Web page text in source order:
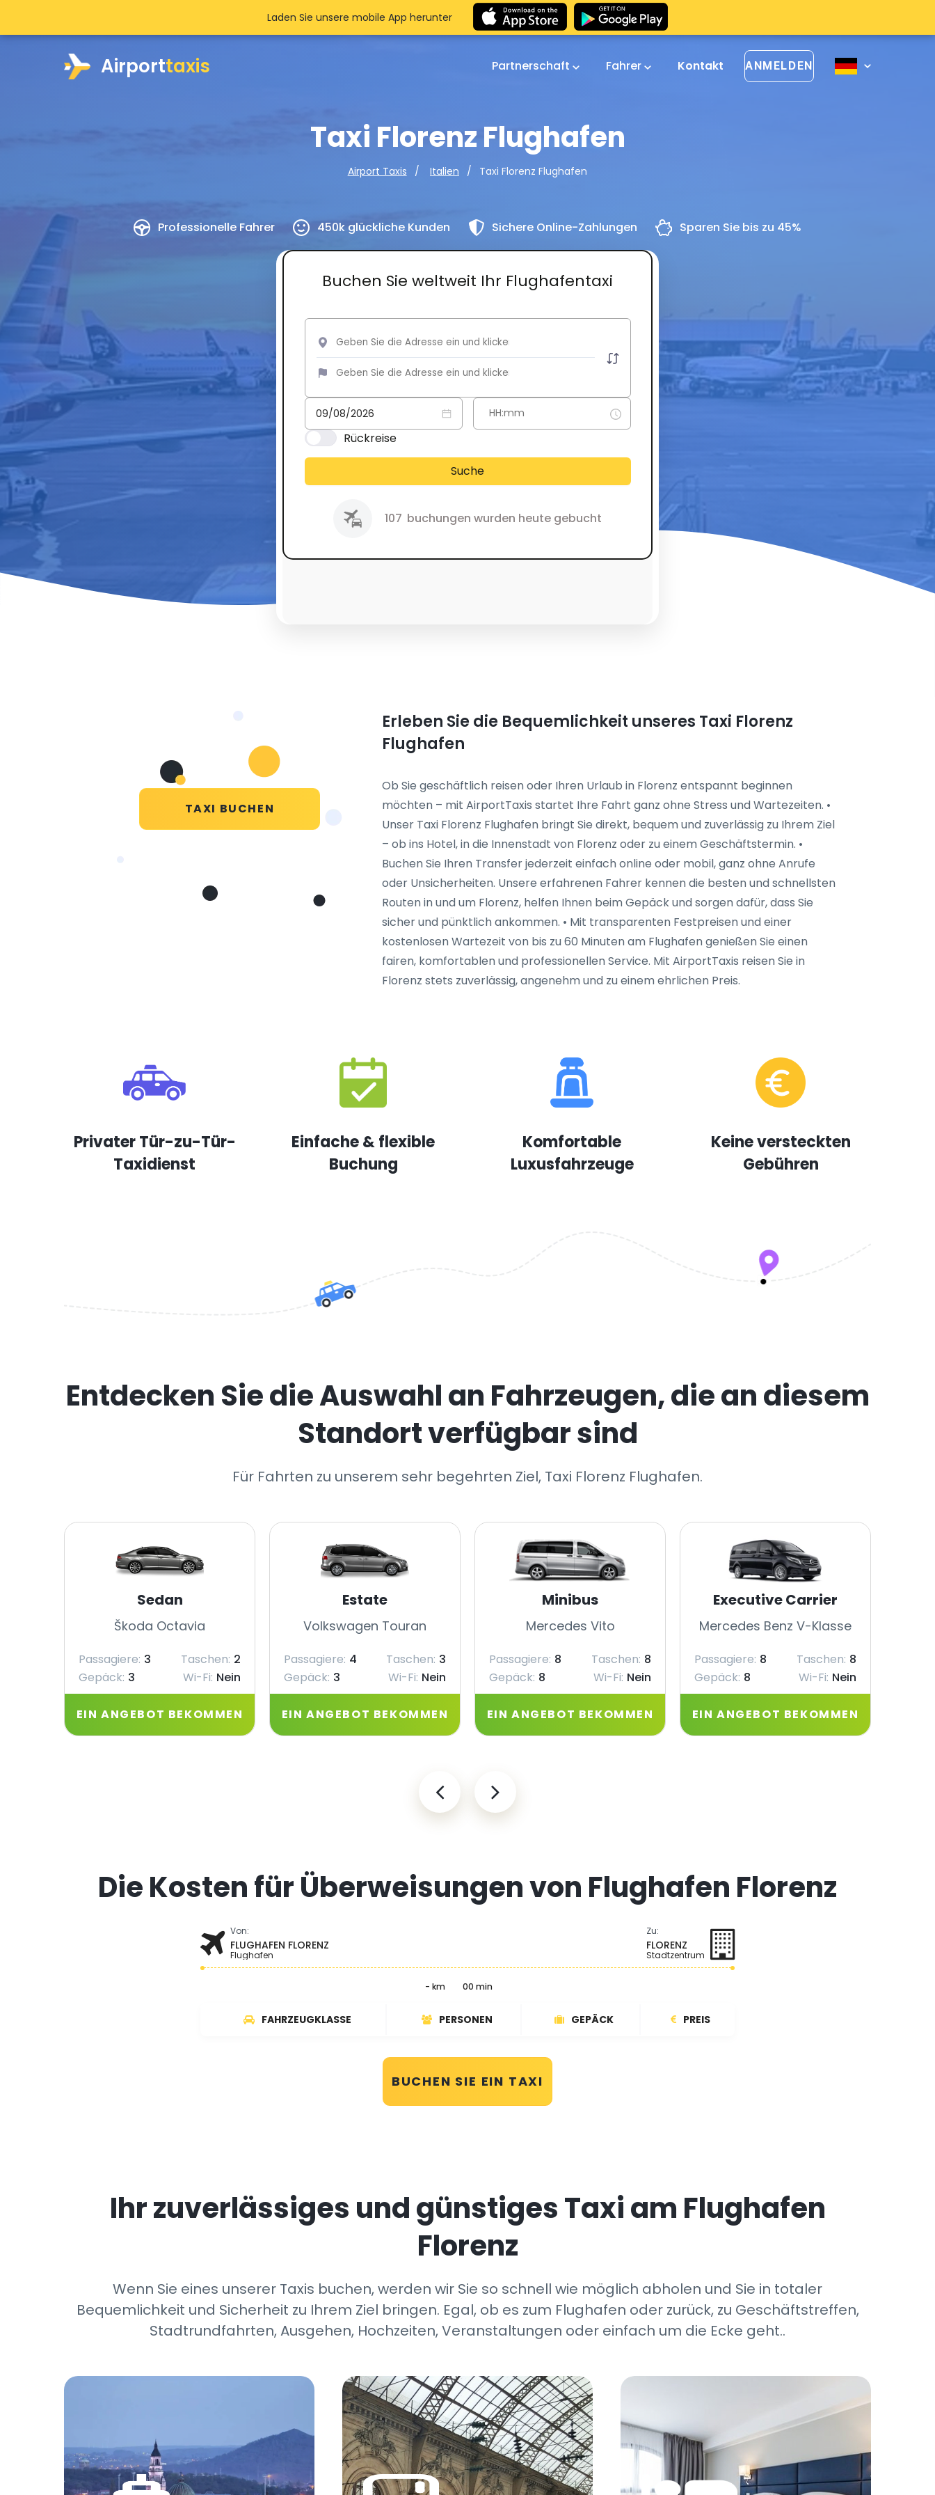
Airporttaxis Partnerschaft Fahrer Kontakt ANMELDEN
Taxi Florenz Flughafen
Airport Taxis Italien Taxi Florenz Flughafen
Professionelle Fahrer 450k glückliche Kunden Sichere Online-Zahlungen Sparen Sie bis zu 45%
Buchen Sie weltweit Ihr Flughafentaxi
Rückreise
Suche
107 buchungen wurden heute gebucht
Laden Sie unsere mobile App herunter
TAXI BUCHEN
Erleben Sie die Bequemlichkeit unseres Taxi Florenz
Flughafen
Ob Sie geschäftlich reisen oder Ihren Urlaub in Florenz entspannt beginnen
möchten – mit AirportTaxis startet Ihre Fahrt ganz ohne Stress und Wartezeiten. •
Unser Taxi Florenz Flughafen bringt Sie direkt, bequem und zuverlässig zu Ihrem Ziel
– ob ins Hotel, in die Innenstadt von Florenz oder zu einem Geschäftstermin. •
Buchen Sie Ihren Transfer jederzeit einfach online oder mobil, ganz ohne Anrufe
oder Unsicherheiten. Unsere erfahrenen Fahrer kennen die besten und schnellsten
Routen in und um Florenz, helfen Ihnen beim Gepäck und sorgen dafür, dass Sie
sicher und pünktlich ankommen. • Mit transparenten Festpreisen und einer
kostenlosen Wartezeit von bis zu 60 Minuten am Flughafen genießen Sie einen
fairen, komfortablen und professionellen Service. Mit AirportTaxis reisen Sie in
Florenz stets zuverlässig, angenehm und zu einem ehrlichen Preis.
Privater Tür-zu-Tür-
Taxidienst
Einfache & flexible
Buchung
Komfortable
Luxusfahrzeuge
Keine versteckten
Gebühren
Entdecken Sie die Auswahl an Fahrzeugen, die an diesem
Standort verfügbar sind
Für Fahrten zu unserem sehr begehrten Ziel, Taxi Florenz Flughafen.
Sedan
Škoda Octavia
Passagiere: 3 Taschen: 2
Gepäck: 3 Wi-Fi: Nein
EIN ANGEBOT BEKOMMEN
Estate
Volkswagen Touran
Passagiere: 4 Taschen: 3
Gepäck: 3 Wi-Fi: Nein
EIN ANGEBOT BEKOMMEN
Minibus
Mercedes Vito
Passagiere: 8 Taschen: 8
Gepäck: 8 Wi-Fi: Nein
EIN ANGEBOT BEKOMMEN
Executive Carrier
Mercedes Benz V-Klasse
Passagiere: 8 Taschen: 8
Gepäck: 8 Wi-Fi: Nein
EIN ANGEBOT BEKOMMEN
Die Kosten für Überweisungen von Flughafen Florenz
Von:
FLUGHAFEN FLORENZ
Flughafen
Zu:
FLORENZ
Stadtzentrum
- km 00 min
FAHRZEUGKLASSE PERSONEN GEPÄCK PREIS
BUCHEN SIE EIN TAXI
Ihr zuverlässiges und günstiges Taxi am Flughafen
Florenz
Wenn Sie eines unserer Taxis buchen, werden wir Sie so schnell wie möglich abholen und Sie in totaler
Bequemlichkeit und Sicherheit zu Ihrem Ziel bringen. Egal, ob es zum Flughafen oder zurück, zu Geschäftstreffen,
Stadtrundfahrten, Ausgehen, Hochzeiten, Veranstaltungen oder einfach um die Ecke geht..